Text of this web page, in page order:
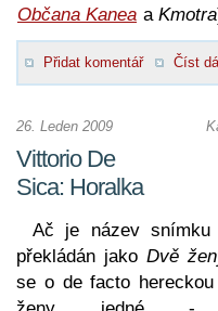
Občana Kanea a Kmotra
Přidat komentář Číst
26. Leden 2009
Vittorio De
Sica: Horalka
Ač je název snímku
překládán jako Dvě
se o de facto hereckou